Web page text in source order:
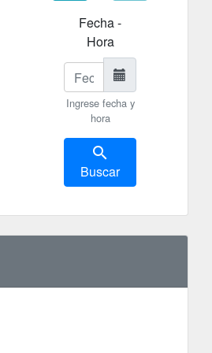
Fecha -
Hora
Ingrese fecha y
hora
search
Buscar